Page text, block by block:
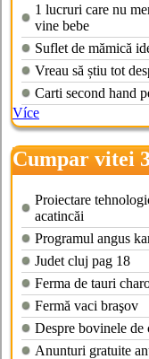
1 lucruri care nu
vine bebe
Suflet de mămică
Vreau să știu tot
Carti second hand
Více
Cumpar vitei
Proiectare
acatincăi
Programul angus
Judet cluj pag 18
Ferma de tauri
Fermă vaci braşov
Despre bovinele de
Anunturi gratuite